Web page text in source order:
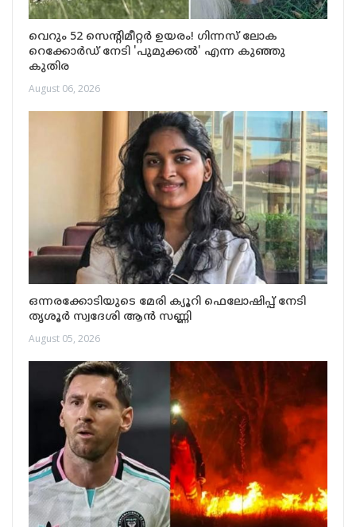
വെറും 52 സെന്റിമീറ്റർ ഉയരം! ഗിന്നസ് ലോക
റെക്കോർഡ് നേടി 'പുമുക്കൽ' എന്ന കുഞ്ഞു
കുതിര
August 06, 2026
ഒന്നരക്കോടിയുടെ മേരി ക്യൂറി ഫെലോഷിപ്പ് നേടി
തൃശൂർ സ്വദേശി ആൻ സണ്ണി
August 05, 2026